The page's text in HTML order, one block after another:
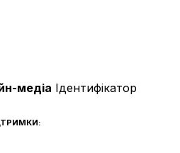
медіа Ідентифікатор